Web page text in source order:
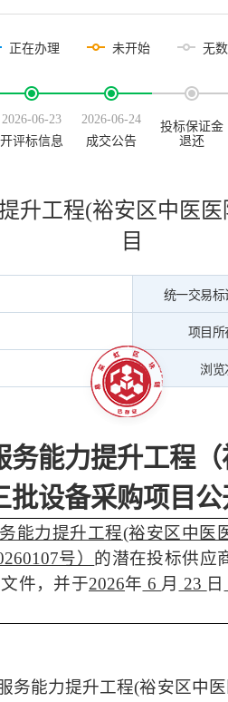
正在办理 未开始 无
2026-06-23
开评标信息
2026-06-24
成交公告
投标保证金
退还
升工程(裕安区中医
目
统一交易标
项目所
浏览
务能力提升工程 （
批设备采购项目 公
能力提升工程(裕安区中医
号） 的潜在投标供应
件，并于2026年 6 月 23 日
务能力提升工程(裕安区中